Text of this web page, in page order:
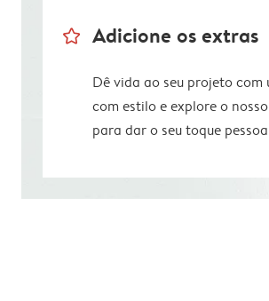
star_outline Adicione os extras
Dê vida ao seu projeto
com estilo e explore o
para dar o seu toque